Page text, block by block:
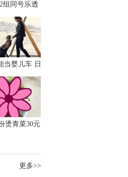
组同号乐透
万
当婴儿车 日
烫青菜30元
更多>>